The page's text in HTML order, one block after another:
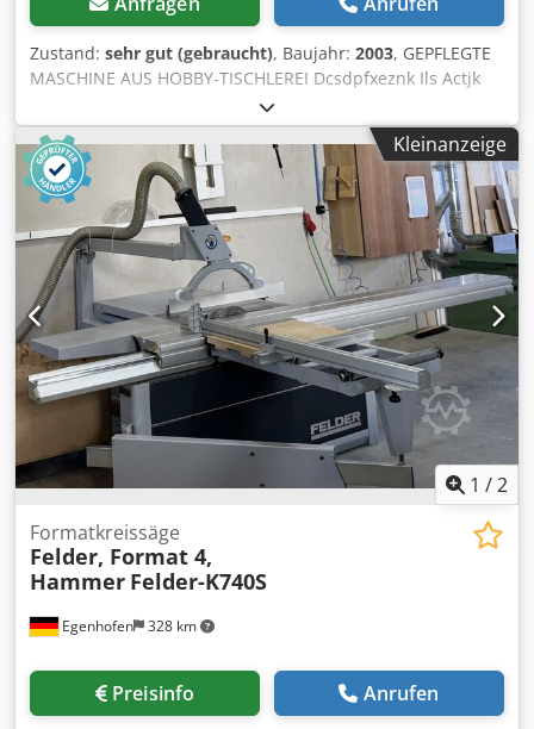
Zustand: sehr gut (gebraucht), Baujahr: 2003, GEPFLEGTE
MASCHINE AUS HOBBY-TISCHLEREI Dcsdpfxeznk Ils Actjk
Tischabmessungen 990 x 750 mm Frässpindeldurchmesser
30 mm Drehzahl Frässpindel 3.700 / 6.500 / 7.890 UpM
Durchmesser Fräswerkzeug max. 230 mm Frässpindel
schwenkbar 0 - 45 Grad Frässpindelhohe über Tisch max.
120 mm Motor 5,5 KW Frässpindel schaltbar Rechts-
Linkslauf Schiebetisch mit zus- Tischauflage zus.
Absaughaube als Ersatz zum Fräsanschlag z.B. für
Schleifarbeiten Niederhalter / Schutzsystem z.B. beim
Fräsen von Schmalteilen Gewicht ca. 540 kg
Absauganschlüsse 1 x 120 mm, 1 x 80 mm Optional
verfügbar: 3-Rollen-Vorschubapparat FELDER F-34, Art.-Nr.
4754
Kleinanzeige
1 /2
Egenhofen 328 km
Formatkreissäge
Felder, Format 4,
Hammer Felder-K740S
Preisinfo Anrufen